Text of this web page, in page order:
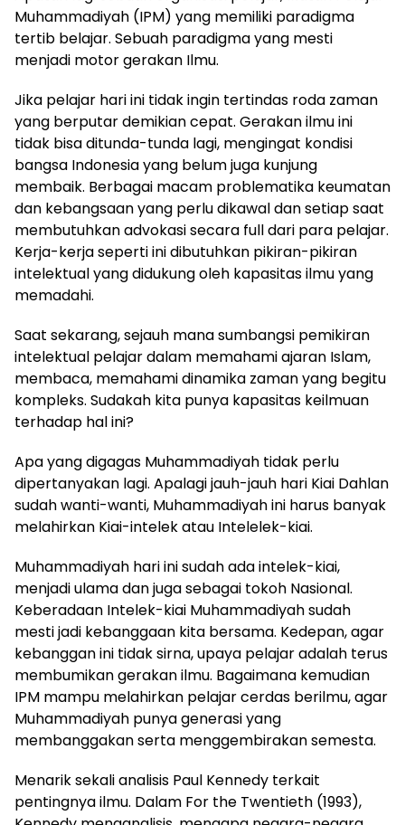
Muhammadiyah (IPM) yang memiliki paradigma
tertib belajar. Sebuah paradigma yang mesti
menjadi motor gerakan Ilmu.
Jika pelajar hari ini tidak ingin tertindas roda zaman
yang berputar demikian cepat. Gerakan ilmu ini
tidak bisa ditunda-tunda lagi, mengingat kondisi
bangsa Indonesia yang belum juga kunjung
membaik. Berbagai macam problematika keumatan
dan kebangsaan yang perlu dikawal dan setiap saat
membutuhkan advokasi secara full dari para pelajar.
Kerja-kerja seperti ini dibutuhkan pikiran-pikiran
intelektual yang didukung oleh kapasitas ilmu yang
memadahi.
Saat sekarang, sejauh mana sumbangsi pemikiran
intelektual pelajar dalam memahami ajaran Islam,
membaca, memahami dinamika zaman yang begitu
kompleks. Sudakah kita punya kapasitas keilmuan
terhadap hal ini?
Apa yang digagas Muhammadiyah tidak perlu
dipertanyakan lagi. Apalagi jauh-jauh hari Kiai Dahlan
sudah wanti-wanti, Muhammadiyah ini harus banyak
melahirkan Kiai-intelek atau Intelelek-kiai.
Muhammadiyah hari ini sudah ada intelek-kiai,
menjadi ulama dan juga sebagai tokoh Nasional.
Keberadaan Intelek-kiai Muhammadiyah sudah
mesti jadi kebanggaan kita bersama. Kedepan, agar
kebanggan ini tidak sirna, upaya pelajar adalah terus
membumikan gerakan ilmu. Bagaimana kemudian
IPM mampu melahirkan pelajar cerdas berilmu, agar
Muhammadiyah punya generasi yang
membanggakan serta menggembirakan semesta.
Menarik sekali analisis Paul Kennedy terkait
pentingnya ilmu. Dalam For the Twentieth (1993),